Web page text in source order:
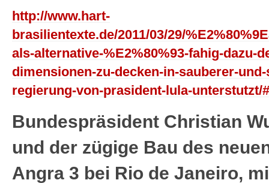
http://www.hart-
brasilientexte.de/2011/03/29/
als-alternative-%E2%80%93-fahig-dazu-
dimensionen-zu-decken-in-sauberer-
regierung-von-prasident-lula-unterstutzt/
Bundespräsident Christian
und der zügige Bau des
Angra 3 bei Rio de Janeiro,